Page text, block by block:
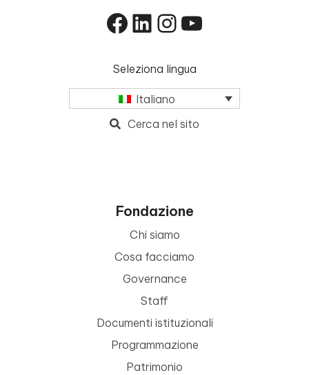
Facebook
LinkedIn
Instagram
YouTube
Seleziona lingua
Italiano
Cerca nel sito
Fondazione
Chi siamo
Cosa facciamo
Governance
Staff
Documenti istituzionali
Programmazione
Patrimonio